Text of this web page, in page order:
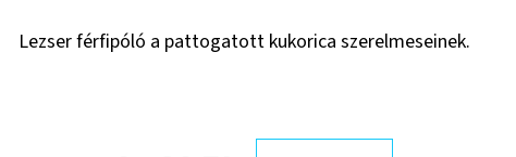
Lezser férfipóló a pattogatott kukorica szerelmeseinek.